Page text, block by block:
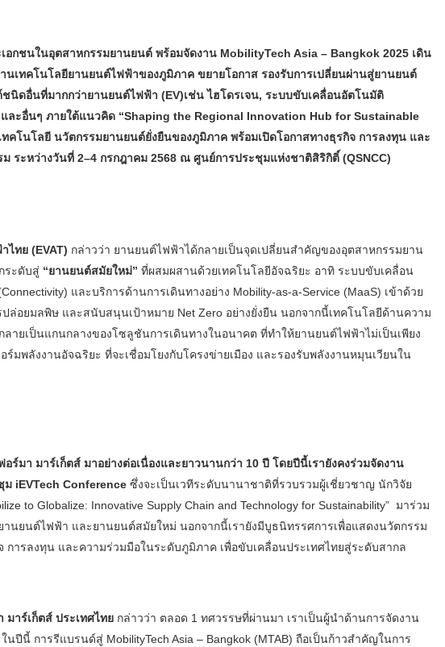
อกชนในอุตสาหกรรมยานยนต์ พร้อมจัดงาน MobilityTech Asia – Bangkok 2025 เดิน
นเทคโนโลยียานยนต์ไฟฟ้าของภูมิภาค ขยายโอกาส รองรับการเปลี่ยนผ่านสู่ยานยนต์
นิดอื่นที่มากกว่ายานยนต์ไฟฟ้า (EV)เช่น ไฮโดรเจน, ระบบขับเคลื่อนอัตโนมัติ
ละอื่นๆ ภายใต้แนวคิด “Shaping the Regional Innovation Hub for Sustainable
คโนโลยี นวัตกรรมยานยนต์ยั่งยืนของภูมิภาค พร้อมเปิดโอกาสทางธุรกิจ การลงทุน และ
ระหว่างวันที่ 2–4 กรกฎาคม 2568 ณ ศูนย์การประชุมแห่งชาติสิริกิติ์ (QSNCC)
ทย (EVAT) กล่าวว่า ยานยนต์ไฟฟ้าได้กลายเป็นจุดเปลี่ยนสำคัญของอุตสาหกรรมยาน
ระดับสู่ “ยานยนต์สมัยใหม่” ที่ผสมผสานด้วยเทคโนโลยีอัจฉริยะ อาทิ ระบบขับเคลื่อน
และบริการด้านการเดินทางอย่าง Mobility-as-a-Service (MaaS) เข้าด้วย
ล่อยมลพิษ และสนับสนุนเป้าหมาย Net Zero อย่างยั่งยืน นอกจากนี้เทคโนโลยีด้านความ
ลายเป็นแกนกลางของโซลูชันการเดินทางในอนาคต ที่ทำให้ยานยนต์ไฟฟ้าไม่เป็นเพียง
มพลังงานอัจฉริยะ ที่จะเชื่อมโยงกับโครงข่ายเมือง และรองรับพลังงานหมุนเวียนใน
มา มาร์เก็ตส์ มาอย่างต่อเนื่องและยาวนานกว่า 10 ปี โดยปีนี้เรายังคงร่วมจัดงาน
iEVTech Conference ซึ่งจะเป็นเวทีระดับนานาชาติที่รวบรวมผู้เชี่ยวชาญ นักวิจัย
to Globalize: Innovative Supply Chain and Technology for Sustainability” มาร่วม
นยนต์ไฟฟ้า และยานยนต์สมัยใหม่ นอกจากนี้เรายังมีบูธนิทรรศการเพื่อแสดงนวัตกรรม
การลงทุน และความร่วมมือในระดับภูมิภาค เพื่อขับเคลื่อนประเทศไทยสู่ระดับสากล
าร์เก็ตส์ ประเทศไทย กล่าวว่า ตลอด 1 ทศวรรษที่ผ่านมา เราเป็นผู้นำด้านการจัดงาน
ปีนี้ การรีแบรนด์สู่ MobilityTech Asia – Bangkok (MTAB) ถือเป็นก้าวสำคัญในการ